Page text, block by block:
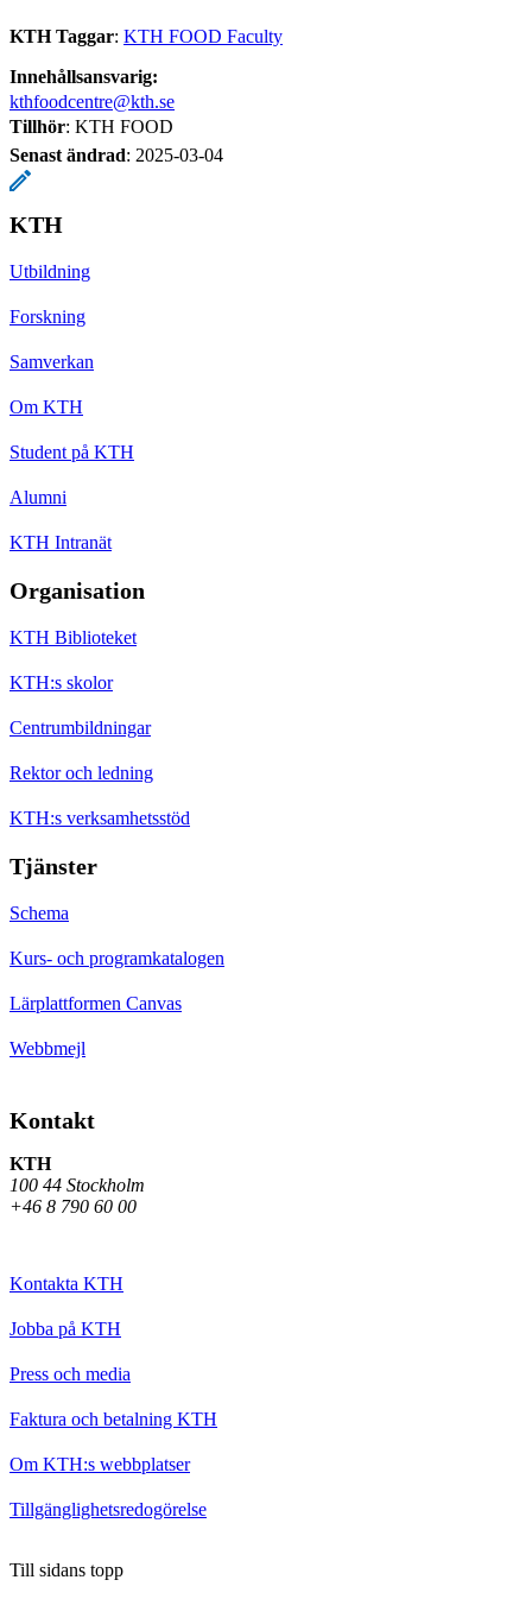
KTH Taggar: KTH FOOD Faculty
Innehållsansvarig:
kthfoodcentre@kth.se
Tillhör: KTH FOOD
Senast ändrad: 2025-03-04
KTH
Utbildning
Forskning
Samverkan
Om KTH
Student på KTH
Alumni
KTH Intranät
Organisation
KTH Biblioteket
KTH:s skolor
Centrumbildningar
Rektor och ledning
KTH:s verksamhetsstöd
Tjänster
Schema
Kurs- och programkatalogen
Lärplattformen Canvas
Webbmejl
Kontakt
KTH
100 44 Stockholm
+46 8 790 60 00
Kontakta KTH
Jobba på KTH
Press och media
Faktura och betalning KTH
Om KTH:s webbplatser
Tillgänglighetsredogörelse
Till sidans topp